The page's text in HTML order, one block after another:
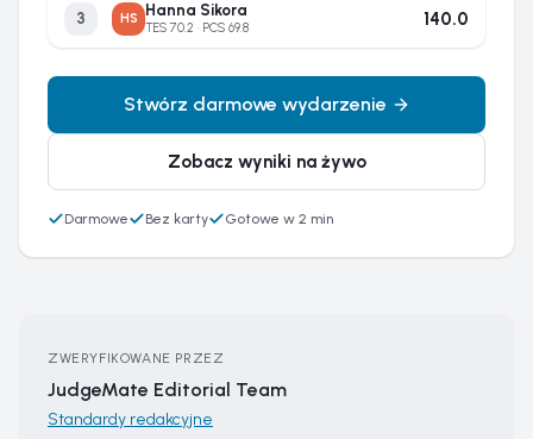
3 HS Hanna Sikora
TES 70.2 · PCS 69.8 140.0
Stwórz darmowe wydarzenie
Zobacz wyniki na żywo
Darmowe Bez karty Gotowe w 2 min
ZWERYFIKOWANE PRZEZ
JudgeMate Editorial Team
Standardy redakcyjne